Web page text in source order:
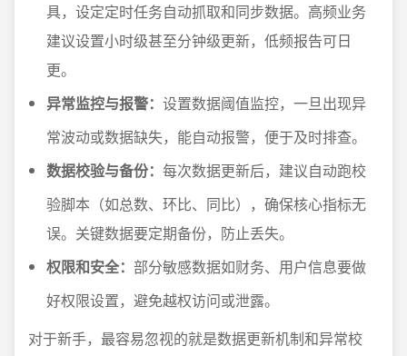
具，设定定时任务自动抓取和同步数据。高频业务
建议设置小时级甚至分钟级更新，低频报告可日
更。
异常监控与报警： 设置数据阈值监控，一旦出现异
常波动或数据缺失，能自动报警，便于及时排查。
数据校验与备份： 每次数据更新后，建议自动跑校
验脚本（如总数、环比、同比），确保核心指标无
误。关键数据要定期备份，防止丢失。
权限和安全： 部分敏感数据如财务、用户信息要做
好权限设置，避免越权访问或泄露。
对于新手，最容易忽视的就是数据更新机制和异常校